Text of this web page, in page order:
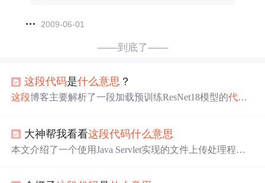
2009-06-01
——到底了——
这段代码是什么意思 ？
这段博客主要解析了一段加载预训练ResNet18模型的代码
模型转移到指定设备。适用于迁移学习和小数据集场景，
同时给出输入尺寸和训练解冻的注意事项。
大神帮我看看这段代码什么意思
本文介绍了一个使用Java Servlet实现的文件上传处理程